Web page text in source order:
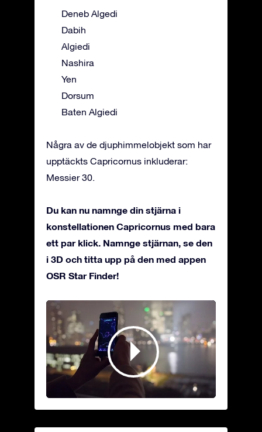
Deneb Algedi
Dabih
Algiedi
Nashira
Yen
Dorsum
Baten Algiedi
Några av de djuphimmelobjekt som har
upptäckts Capricornus inkluderar:
Messier 30.
Du kan nu namnge din stjärna i
konstellationen Capricornus med bara
ett par klick. Namnge stjärnan, se den
i 3D och titta upp på den med appen
OSR Star Finder!